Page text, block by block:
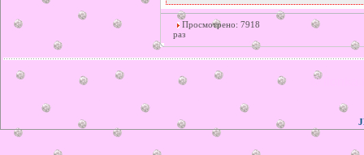
Просмотрено: 7918
раз
©